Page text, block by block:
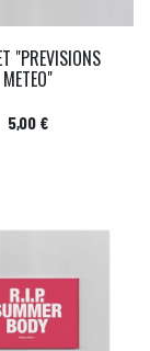
"PREVISIONS
METEO"
Prix
5,00 €